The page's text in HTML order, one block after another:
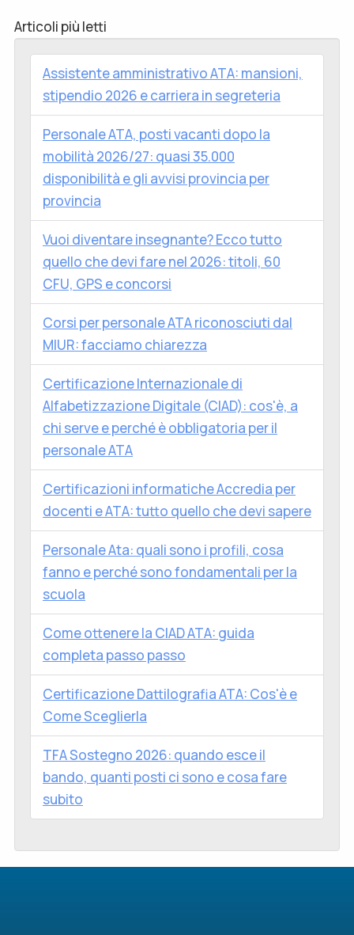
Articoli più letti
Assistente amministrativo ATA: mansioni,
stipendio 2026 e carriera in segreteria
Personale ATA, posti vacanti dopo la
mobilità 2026/27: quasi 35.000
disponibilità e gli avvisi provincia per
provincia
Vuoi diventare insegnante? Ecco tutto
quello che devi fare nel 2026: titoli, 60
CFU, GPS e concorsi
Corsi per personale ATA riconosciuti dal
MIUR: facciamo chiarezza
Certificazione Internazionale di
Alfabetizzazione Digitale (CIAD): cos'è, a
chi serve e perché è obbligatoria per il
personale ATA
Certificazioni informatiche Accredia per
docenti e ATA: tutto quello che devi sapere
Personale Ata: quali sono i profili, cosa
fanno e perché sono fondamentali per la
scuola
Come ottenere la CIAD ATA: guida
completa passo passo
Certificazione Dattilografia ATA: Cos'è e
Come Sceglierla
TFA Sostegno 2026: quando esce il
bando, quanti posti ci sono e cosa fare
subito